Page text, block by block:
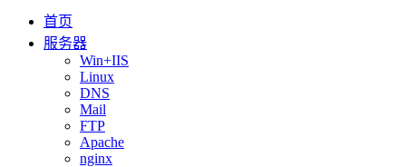
首页
服务器
Win+IIS
Linux
DNS
Mail
FTP
Apache
nginx